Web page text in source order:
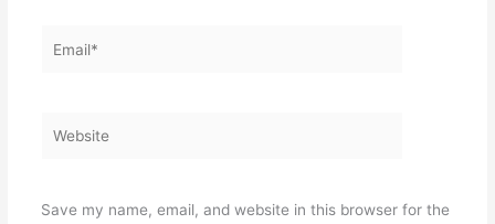
Save my name, email, and website in this browser for the